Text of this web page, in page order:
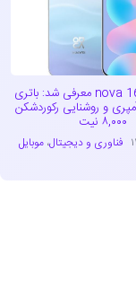
هواوی nova 16 SE معرفی شد: باتری
و روشنایی رکوردشکن
۸,۰۰۰ نیت
فناوری و دیجیتال،موبایل